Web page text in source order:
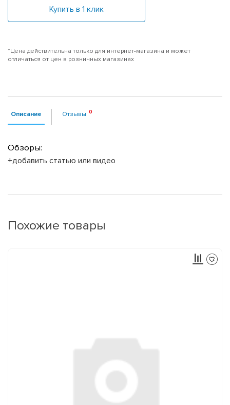
Купить в 1 клик
*Цена действительна только для интернет-магазина и может
отличаться от цен в розничных магазинах
Описание Отзывы
Обзоры:
+добавить статью или видео
Похожие товары